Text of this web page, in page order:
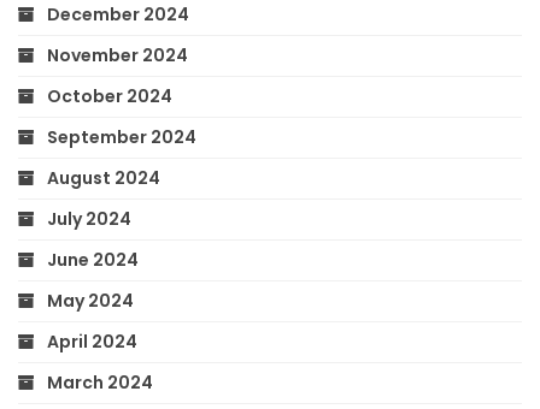
December 2024
November 2024
October 2024
September 2024
August 2024
July 2024
June 2024
May 2024
April 2024
March 2024